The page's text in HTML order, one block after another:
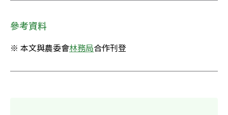
參考資料
※ 本文與農委會林務局合作刊登